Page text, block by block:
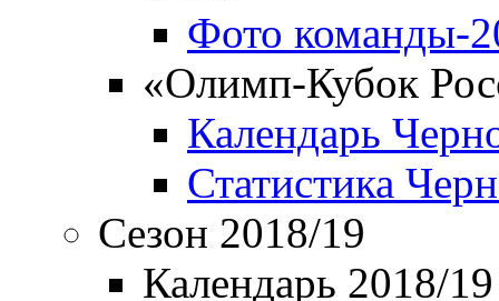
Фото команды-
«Олимп-Кубок
Календарь
Статистика
Сезон 2018/19
Календарь 2018/19